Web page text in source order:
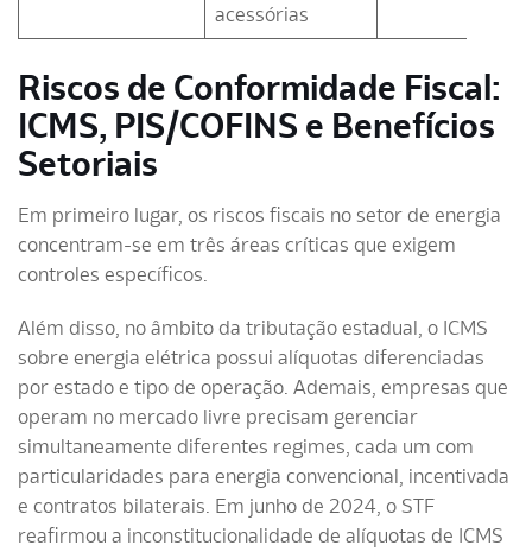
acessórias
Riscos de Conformidade Fiscal:
ICMS, PIS/COFINS e Benefícios
Setoriais
Em primeiro lugar, os riscos fiscais no setor de energia
concentram-se em três áreas críticas que exigem
controles específicos.
Além disso, no âmbito da tributação estadual, o ICMS
sobre energia elétrica possui alíquotas diferenciadas
por estado e tipo de operação. Ademais, empresas que
operam no mercado livre precisam gerenciar
simultaneamente diferentes regimes, cada um com
particularidades para energia convencional, incentivada
e contratos bilaterais. Em junho de 2024, o STF
reafirmou a inconstitucionalidade de alíquotas de ICMS